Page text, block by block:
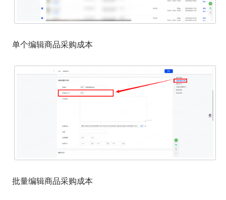
单个编辑商品采购成本
批量编辑商品采购成本